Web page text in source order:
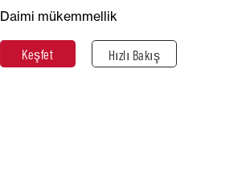
Daimi mükemmellik
Keşfet Hızlı Bakış